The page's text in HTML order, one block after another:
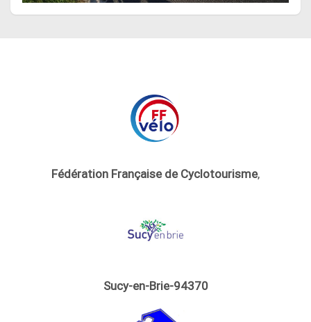
Fédération Française de Cyclotourisme,
Sucy-en-Brie-94370